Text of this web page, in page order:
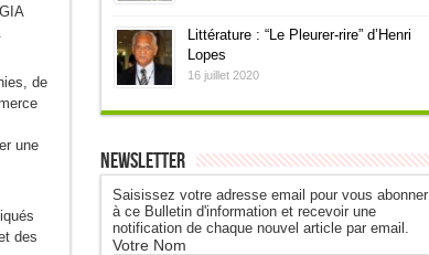
de
une
des
Littérature : “Le Pleurer-rire” d’Henri
Lopes
16 juillet 2020
Newsletter
Saisissez votre adresse email pour vous abonner
à ce Bulletin d'information et recevoir une
notification de chaque nouvel article par email.
Votre Nom